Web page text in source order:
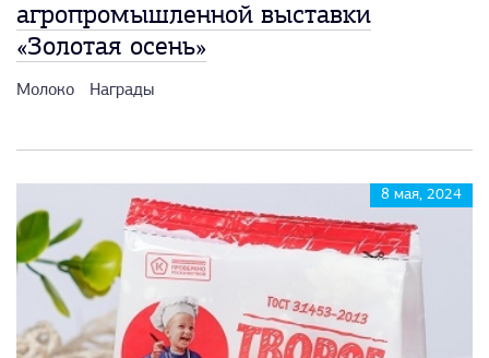
агропромышленной выставки
«Золотая осень»
Молоко Награды
8 мая, 2024